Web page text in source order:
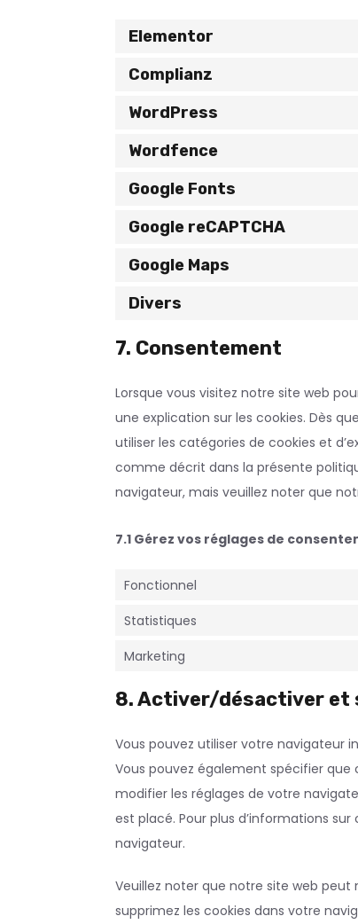
Elementor
Complianz
WordPress
Wordfence
Google Fonts
Google reCAPTCHA
Google Maps
Divers
7. Consentement
Lorsque vous visitez notre site web
une explication sur les cookies. Dès
utiliser les catégories de cookies et
comme décrit dans la présente
navigateur, mais veuillez noter que
7.1 Gérez vos réglages de
Fonctionnel
Statistiques
Marketing
8. Activer/désactiver et
Vous pouvez utiliser votre navigateur
Vous pouvez également spécifier
modifier les réglages de votre
est placé. Pour plus d’informations
navigateur.
Veuillez noter que notre site web
supprimez les cookies dans votre